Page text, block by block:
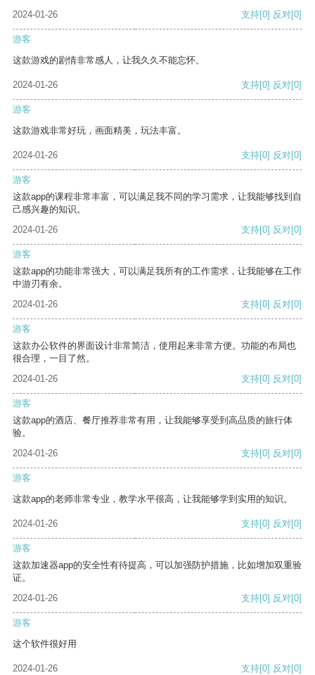
2024-01-26 支持[0] 反对[0]
游客
这款游戏的剧情非常感人，让我久久不能忘怀。
2024-01-26 支持[0] 反对[0]
游客
这款游戏非常好玩，画面精美，玩法丰富。
2024-01-26 支持[0] 反对[0]
游客
这款app的课程非常丰富，可以满足我不同的学习需求，让我能够找到自
己感兴趣的知识。
2024-01-26
支持[0] 反对[0]
游客
这款app的功能非常强大，可以满足我所有的工作需求，让我能够在工作
中游刃有余。
2024-01-26
支持[0] 反对[0]
游客
这款办公软件的界面设计非常简洁，使用起来非常方便。功能的布局也
很合理，一目了然。
2024-01-26
支持[0] 反对[0]
游客
这款app的酒店、餐厅推荐非常有用，让我能够享受到高品质的旅行体
验。
2024-01-26
支持[0] 反对[0]
游客
这款app的老师非常专业，教学水平很高，让我能够学到实用的知识。
2024-01-26 支持[0] 反对[0]
游客
这款加速器app的安全性有待提高，可以加强防护措施，比如增加双重验
证。
2024-01-26
支持[0] 反对[0]
游客
这个软件很好用
2024-01-26 支持[0] 反对[0]